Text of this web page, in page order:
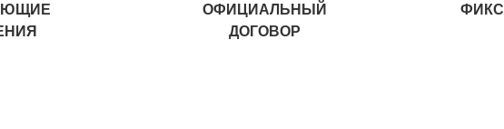
ОФИЦИАЛЬНЫЙ
ДОГОВОР